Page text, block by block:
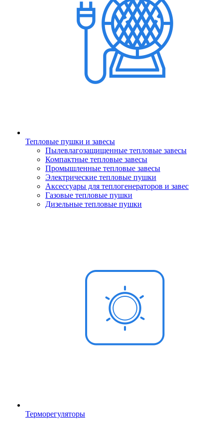
Тепловые пушки и завесы
Пылевлагозащищенные тепловые завесы
Компактные тепловые завесы
Промышленные тепловые завесы
Электрические тепловые пушки
Аксессуары для теплогенераторов и завес
Газовые тепловые пушки
Дизельные тепловые пушки
Терморегуляторы